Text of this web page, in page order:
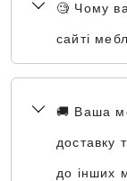
🧐 Чому
сайті
🚚 Ваша
доставку
до інших